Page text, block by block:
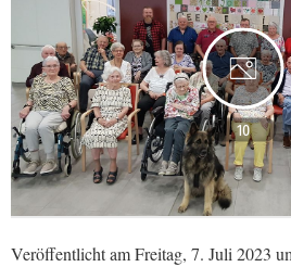
10
Veröffentlicht am Freitag, 7. Juli 2023